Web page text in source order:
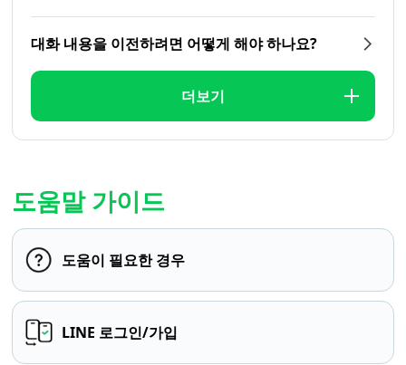
대화 내용을 이전하려면 어떻게 해야 하나요?
더보기
도움말 가이드
도움이 필요한 경우
LINE 로그인/가입